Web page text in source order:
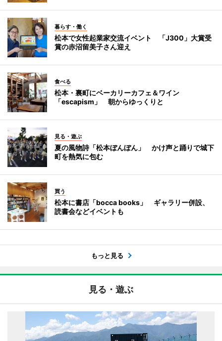
暮らす・働く
松本で女性起業家交流イベント 「J300」大賞受
賞の赤沼留美子さん迎え
食べる
松本・裏町にベーカリーカフェ＆ワイン
「escapism」 朝からゆっくりと
見る・遊ぶ
夏の風物詩「松本ぼんぼん」 かけ声と踊りで城下
町を熱気に包む
買う
松本に書店「bocca books」 ギャラリー併設、
読書会などイベントも
もっと見る
見る・遊ぶ